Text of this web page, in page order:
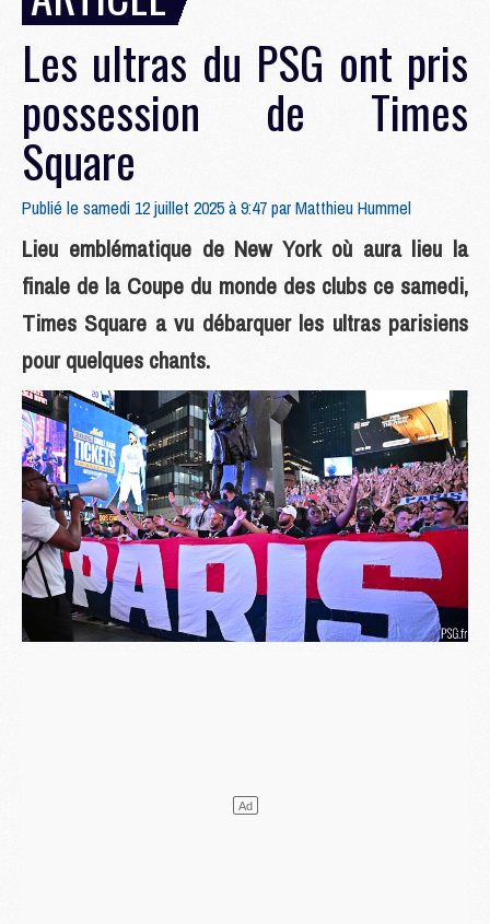
Les ultras du PSG ont pris
possession de Times
Square
Publié le samedi 12 juillet 2025 à 9:47 parMatthieu Hummel
Lieu emblématique de New York où aura lieu la
finale de la Coupe du monde des clubs ce samedi,
Times Square a vu débarquer les ultras parisiens
pour quelques chants.